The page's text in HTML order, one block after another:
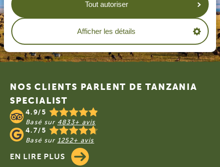
Tout autoriser
Afficher les détails
Footer
NOS CLIENTS PARLENT DE TANZANIA
SPECIALIST
4.9/5
Basé sur 4833+ avis
4.7/5
Basé sur 1252+ avis
EN LIRE PLUS